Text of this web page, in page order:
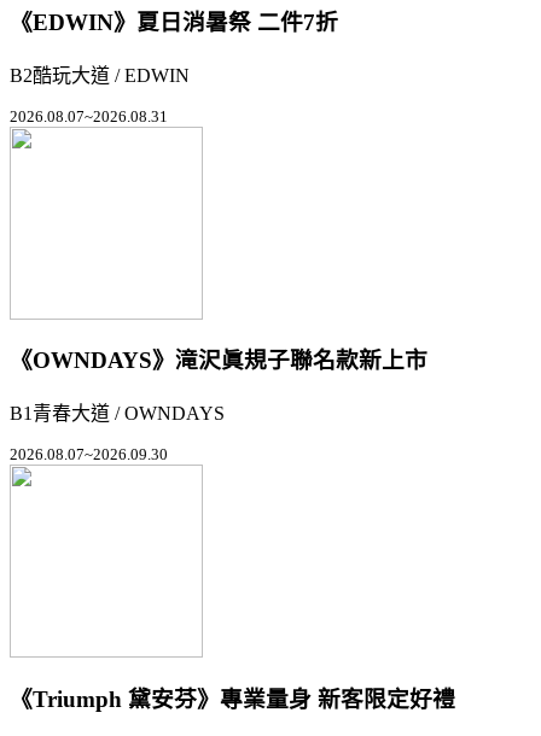
《EDWIN》夏日消暑祭 二件7折
B2酷玩大道 / EDWIN
2026.08.07~2026.08.31
《OWNDAYS》滝沢眞規子聯名款新上市
B1青春大道 / OWNDAYS
2026.08.07~2026.09.30
《Triumph 黛安芬》專業量身 新客限定好禮